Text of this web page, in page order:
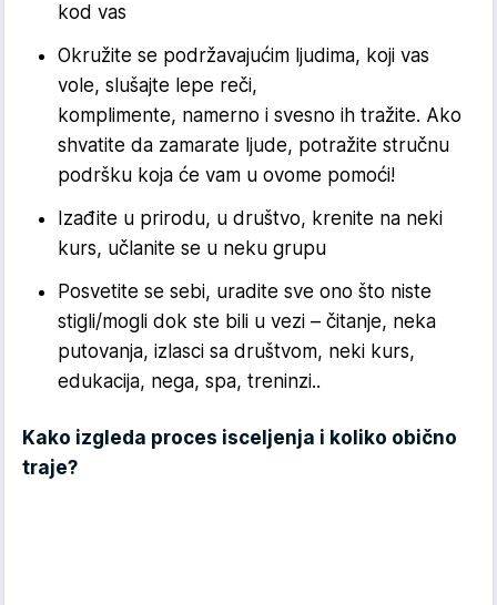
kod vas
Okružite se podržavajućim ljudima, koji vas
vole, slušajte lepe reči,
komplimente, namerno i svesno ih tražite. Ako
shvatite da zamarate ljude, potražite stručnu
podršku koja će vam u ovome pomoći!
Izađite u prirodu, u društvo, krenite na neki
kurs, učlanite se u neku grupu
Posvetite se sebi, uradite sve ono što niste
stigli/mogli dok ste bili u vezi – čitanje, neka
putovanja, izlasci sa društvom, neki kurs,
edukacija, nega, spa, treninzi..
Kako izgleda proces isceljenja i koliko obično
traje?